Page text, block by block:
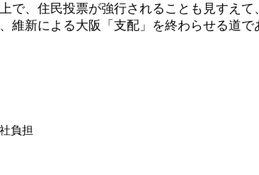
、住民投票が強行されることも見すえ
新による大阪「支配」を終わらせる道で
負担